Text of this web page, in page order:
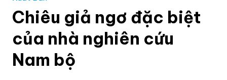
Chiêu giả ngơ đặc biệt
của nhà nghiên cứu
Nam bộ